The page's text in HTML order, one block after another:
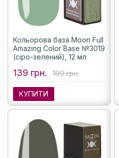
Кольорова база Moon Full
Amazing Color Base №3019
(сіро-зелений), 12 мл
139 грн. 199 грн.
КУПИТИ